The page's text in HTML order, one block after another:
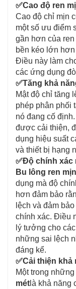
✅Cao độ ren
Cao độ chỉ mịn
một số ưu điểm
gần hơn của
bền kéo lớn
Điều này làm
các ứng dụng
✅Tăng khả
Mật độ chỉ tăng
phép phân phối
nó đang cố
được cải thiện,
dụng hiệu suất
và thiết bị hạng
✅Độ chính xác
Bu lông ren
dụng mà độ
hơn đảm bảo
lệch và đảm
chính xác. Điều
lý tưởng cho
những sai lệch
đáng kể.
✅Cải thiện khả
Một trong
mét là khả năng